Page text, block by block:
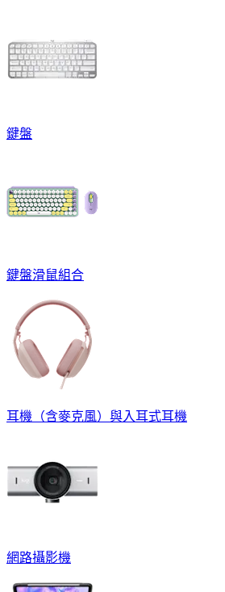
鍵盤
鍵盤滑鼠組合
耳機（含麥克風）與入耳式耳機
網路攝影機